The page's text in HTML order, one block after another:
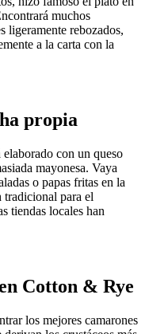
muchos
ligeramente rebozados,
a la carta con la
propia
con un queso
mayonesa. Vaya
o papas fritas en la
tradicional para el
tiendas locales han
Cotton & Rye
los mejores camarones